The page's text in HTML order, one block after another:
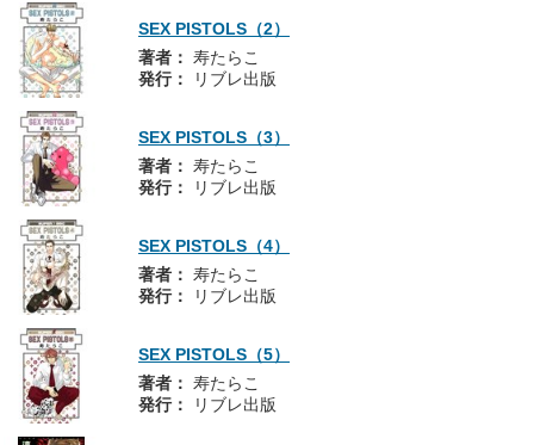
SEX PISTOLS（2）
著者： 寿たらこ
発行：
リブレ出版
SEX PISTOLS（3）
著者： 寿たらこ
発行：
リブレ出版
SEX PISTOLS（4）
著者： 寿たらこ
発行：
リブレ出版
SEX PISTOLS（5）
著者： 寿たらこ
発行：
リブレ出版